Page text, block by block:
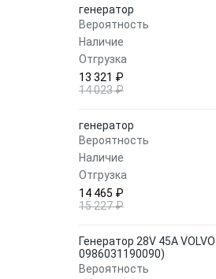
генератор
Вероятность
Наличие
Отгрузка
13 321 ₽
14 023 ₽
генератор
Вероятность
Наличие
Отгрузка
14 465 ₽
15 227 ₽
Генератор 28V 45A
0986031190090)
Вероятность